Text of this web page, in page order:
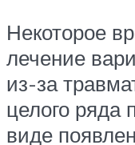
Некоторое
лечение
из-за
целого ряда
виде